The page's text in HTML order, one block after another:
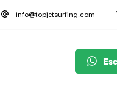
info@topjetsurfing.com